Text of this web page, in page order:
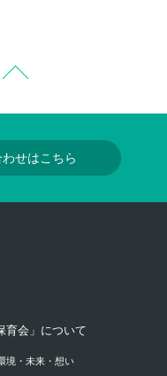
せはこちら
育会」について
境・未来・想い